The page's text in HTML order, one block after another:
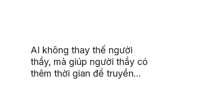
AI không thay thế người
thầy, mà giúp người thầy có
thêm thời gian để truyền